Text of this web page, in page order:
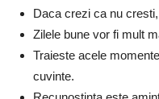
Daca crezi ca nu
Zilele bune vor fi mult
Traieste acele
cuvinte.